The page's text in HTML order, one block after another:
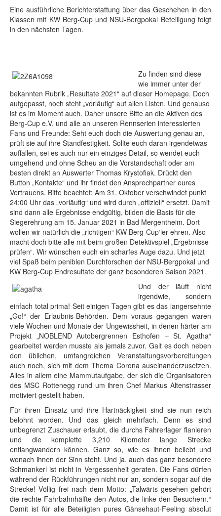
Eine ausführliche Berichterstattung über das Geschehen in den
Klassen mit KW Berg-Cup und NSU-Bergpokal Beteiligung folgt
in den nächsten Tagen.
Zu finden sind diese
wie immer unter der
bekannten Rubrik „Resultate 2021“ auf dieser Homepage. Doch
aufgepasst, noch steht „vorläufig“ auf allen Listen. Und genauso
ist es im Moment auch. Daher unsere Bitte an die Aktiven des
Berg-Cup e.V. und alle an unseren Rennserien interessierten
Fans und Freunde: Seht euch doch die Auswertung genau an,
prüft sie auf ihre Standfestigkeit. Sollte euch daran irgendetwas
auffallen, sei es auch nur ein einziges Detail, so wendet euch
umgehend und ohne Scheu an die Vorstandschaft oder am
besten direkt an Auswerter Thomas Krystofiak. Drückt den
Button „Kontakte“ und ihr findet den Ansprechpartner eures
Vertrauens. Bitte beachtet: Am 31. Oktober verschwindet punkt
24:00 Uhr das „vorläufig“ und wird durch „offiziell“ ersetzt. Damit
sind dann alle Ergebnisse endgültig, bilden die Basis für die
Siegerehrung am 15. Januar 2021 in Bad Mergentheim. Dort
wollen wir natürlich die „richtigen“ KW Berg-Cup‘ler ehren. Also
macht doch bitte alle mit beim großen Detektivspiel „Ergebnisse
prüfen“. Wir wünschen euch ein scharfes Auge dazu. Und jetzt
viel Spaß beim peniblen Durchforschen der NSU-Bergpokal und
KW Berg-Cup Endresultate der ganz besonderen Saison 2021.
Und der läuft nicht
irgendwie, sondern
einfach total prima! Seit einigen Tagen gibt es das langersehnte
„Go!“ der Erlaubnis-Behörden. Dem voraus gegangen waren
viele Wochen und Monate der Ungewissheit, in denen härter am
Projekt „NOBLEND Autobergrennen Esthofen – St. Agatha“
gearbeitet werden musste als jemals zuvor. Galt es doch neben
den üblichen, umfangreichen Veranstaltungsvorbereitungen
auch noch, sich mit dem Thema Corona auseinanderzusetzen.
Alles in allem eine Mammutaufgabe, der sich die Organisatoren
des MSC Rottenegg rund um ihren Chef Markus Altenstrasser
motiviert gestellt haben.
Für ihren Einsatz und ihre Hartnäckigkeit sind sie nun reich
belohnt worden. Und das gleich mehrfach. Denn es sind
unbegrenzt Zuschauer erlaubt, die durchs Fahrerlager flanieren
und die komplette 3,210 Kilometer lange Strecke
entlangwandern können. Ganz so, wie es ihnen beliebt und
wonach ihnen der Sinn steht. Und ja, auch das ganz besondere
Schmankerl ist nicht in Vergessenheit geraten. Die Fans dürfen
während der Rückführungen nicht nur an, sondern sogar auf die
Strecke! Völlig frei nach dem Motto: „Talwärts gesehen gehört
die rechte Fahrbahnhälfte den Autos, die linke den Besuchern.“
Damit ist für alle Beteiligten pures Gänsehaut-Feeling absolut